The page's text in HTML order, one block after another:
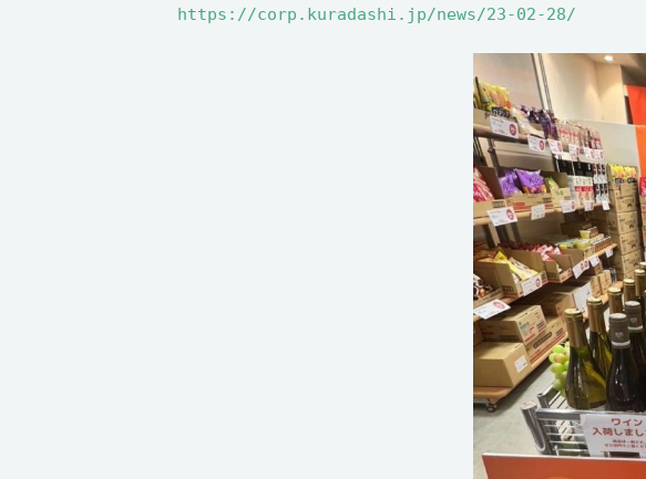
https://corp.kuradashi.jp/news/23-02-28/